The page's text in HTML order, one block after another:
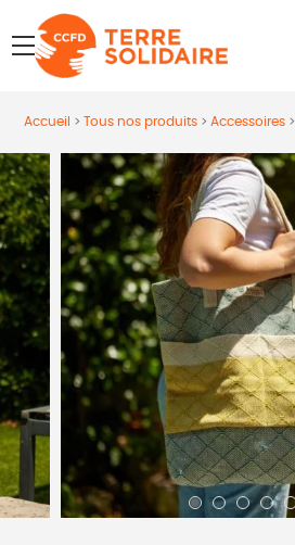
menu
Accueil > Tous nos produits> Accessoires>